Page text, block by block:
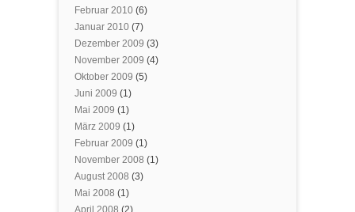
Februar 2010 (6)
Januar 2010 (7)
Dezember 2009 (3)
November 2009 (4)
Oktober 2009 (5)
Juni 2009 (1)
Mai 2009 (1)
März 2009 (1)
Februar 2009 (1)
November 2008 (1)
August 2008 (3)
Mai 2008 (1)
April 2008 (2)